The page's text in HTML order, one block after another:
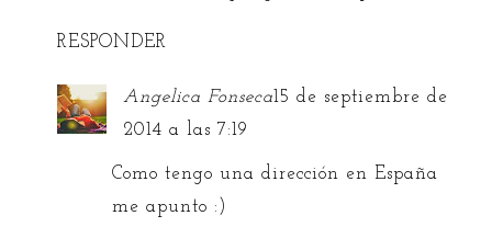
RESPONDER
Angelica Fonseca15 de septiembre de
2014 a las 7:19
Como tengo una dirección en España
me apunto :)